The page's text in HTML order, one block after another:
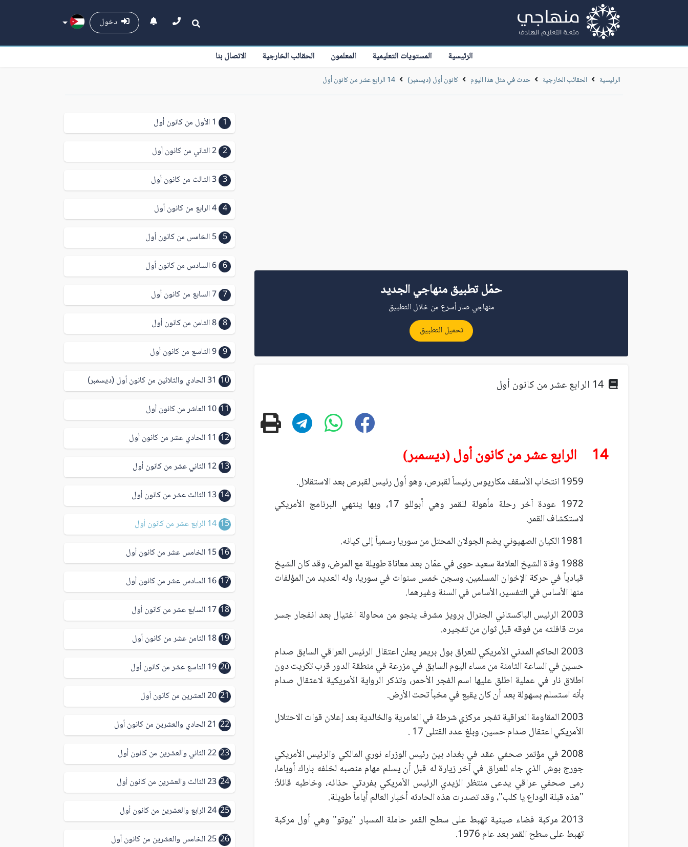
دخول
الرئيسية المستويات التعليمية المعلمون الحقائب الخارجية الاتصال بنا
الرئيسية الحقائب الخارجية حدث في مثل هذا اليوم كانون أول (ديسمبر) 14 الرابع عشر من كانون أول
حمّل تطبيق منهاجي الجديد
منهاجي صار أسرع من خلال التطبيق
تحميل التطبيق
14 الرابع عشر من كانون أول (ديسمبر)
1959 انتخاب الأسقف مكاريوس رئيساً لقبرص، وهو أول رئيس لقبرص بعد الاستقلال.
1972 عودة آخر رحلة مأهولة للقمر وهي أبوللو 17، وبها ينتهي البرنامج الأمريكي
لاستكشاف القمر.
1981 الكيان الصهيوني يضم الجولان المحتل من سوريا رسمياً إلى كيانه.
1988 وفاة الشيخ العلامة سعيد حوى في عمّان بعد معاناة طويلة مع المرض، وقد كان الشيخ
قيادياً في حركة الإخوان المسلمين، وسجن خمس سنوات في سوريا، وله العديد من المؤلفات
منها الأساس في التفسير، الأساس في السنة وغيرهما.
2003 الرئيس الباكستاني الجنرال برويز مشرف ينجو من محاولة اغتيال بعد انفجار جسر
مرت قافلته من فوقه قبل ثوان من تفجيره.
2003 الحاكم المدني الأمريكي للعراق بول بريمر يعلن اعتقال الرئيس العراقي السابق صدام
حسين في الساعة الثامنة من مساء اليوم السابق في مزرعة في منطقة الدور قرب تكريت دون
اطلاق نار في عملية اطلق عليها اسم الفجر الأحمر، وتذكر الرواية الأمريكية لاعتقال صدام
بأنه استسلم بسهولة بعد أن كان يقبع في مخبأ تحت الأرض.
2003 المقاومة العراقية تفجر مركزي شرطة في العامرية والخالدية بعد إعلان قوات الاحتلال
الأمريكي اعتقال صدام حسين، وبلغ عدد القتلى 17 .
2008 في مؤتمر صحفي عقد في بغداد بين رئيس الوزراء نوري المالكي والرئيس الأمريكي
جورج بوش الذي جاء للعراق في آخر زيارة له قبل أن يسلم مهام منصبه لخلفه باراك أوباما،
رمى صحفي عراقي يدعى منتظر الزيدي الرئيس الأمريكي بفردتي حذائه، وخاطبه قائلاً:
"هذه قبلة الوداع يا كلب"، وقد تصدرت هذه الحادثه أخبار العالم أياماً طويلة.
2013 مركبة فضاء صينية تهبط على سطح القمر حاملة المسبار "يوتو" وهي أول مركبة
تهبط على سطح القمر بعد عام 1976.
1 1 الأول من كانون أول
2 2 الثاني من كانون أول
3 3 الثالث من كانون أول
4 4 الرابع من كانون أول
5 5 الخامس من كانون أول
6 6 السادس من كانون أول
7 7 السابع من كانون أول
8 8 الثامن من كانون أول
9 9 التاسع من كانون أول
10 31 الحادي والثلاثين من كانون أول (ديسمبر)
11 10 العاشر من كانون أول
12 11 الحادي عشر من كانون أول
13 12 الثاني عشر من كانون أول
14 13 الثالث عشر من كانون أول
15 14 الرابع عشر من كانون أول
16 15 الخامس عشر من كانون أول
17 16 السادس عشر من كانون أول
18 17 السابع عشر من كانون أول
19 18 الثامن عشر من كانون أول
20 19 التاسع عشر من كانون أول
21 20 العشرين من كانون أول
22 21 الحادي والعشرين من كانون أول
23 22 الثاني والعشرين من كانون أول
24 23 الثالث والعشرين من كانون أول
25 24 الرابع والعشرين من كانون أول
26 25 الخامس والعشرين من كانون أول